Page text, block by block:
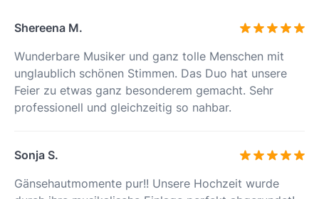
Shereena M.
Wunderbare Musiker und ganz tolle Menschen mit
unglaublich schönen Stimmen. Das Duo hat unsere
Feier zu etwas ganz besonderem gemacht. Sehr
professionell und gleichzeitig so nahbar.
Sonja S.
Gänsehautmomente pur!! Unsere Hochzeit wurde